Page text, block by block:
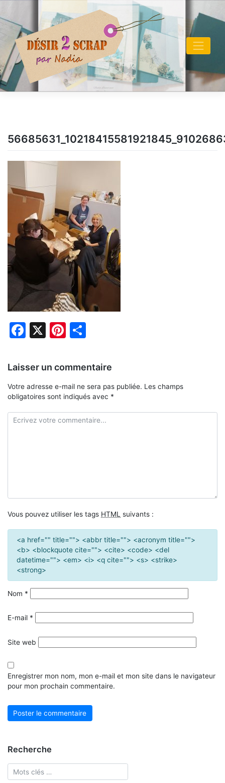
content
Facebook
X Pinterest
Laisser un commentaire
Votre adresse e-mail ne sera pas publiée. Les champs
obligatoires sont indiqués avec *
Vous pouvez utiliser les tags HTML suivants :
<a href="" title=""> <abbr title=""> <acronym title="">
<b> <blockquote cite=""> <cite> <code> <del
datetime=""> <em> <i> <q cite=""> <s> <strike>
<strong>
Nom *
E-mail *
Site web
Enregistrer mon nom, mon e-mail et mon site dans le navigateur
pour mon prochain commentaire.
Recherche